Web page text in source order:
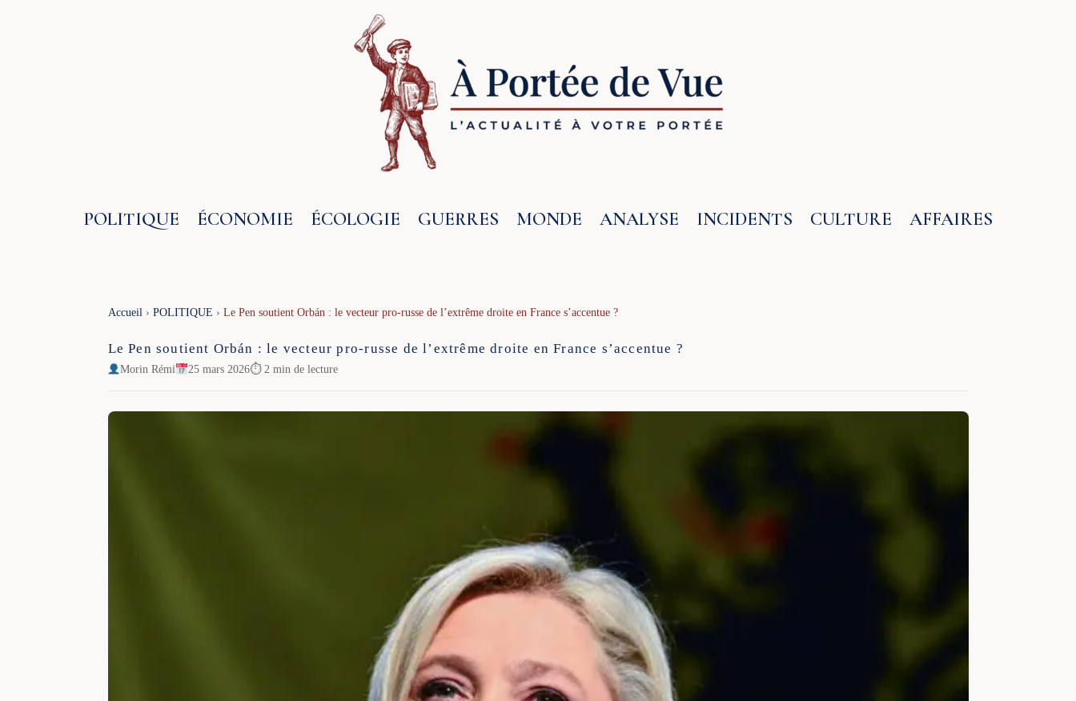
POLITIQUE ÉCONOMIE ÉCOLOGIE GUERRES MONDE ANALYSE INCIDENTS CULTURE AFFAIRES
Accueil › POLITIQUE › Le Pen soutient Orbán : le vecteur pro-russe de l’extrême droite en France s’accentue ?
Le Pen soutient Orbán : le vecteur pro-russe de l’extrême droite en France s’accentue ?
Morin Rémi 25 mars 2026⏱ 2 min de lecture